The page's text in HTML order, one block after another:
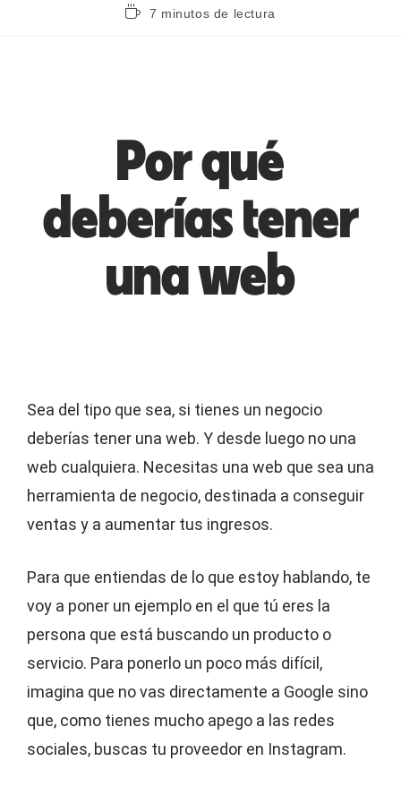
7 minutos de lectura
Por qué
deberías tener
una web
Sea del tipo que sea, si tienes un negocio
deberías tener una web. Y desde luego no una
web cualquiera. Necesitas una web que sea una
herramienta de negocio, destinada a conseguir
ventas y a aumentar tus ingresos.
Para que entiendas de lo que estoy hablando, te
voy a poner un ejemplo en el que tú eres la
persona que está buscando un producto o
servicio. Para ponerlo un poco más difícil,
imagina que no vas directamente a Google sino
que, como tienes mucho apego a las redes
sociales, buscas tu proveedor en Instagram.